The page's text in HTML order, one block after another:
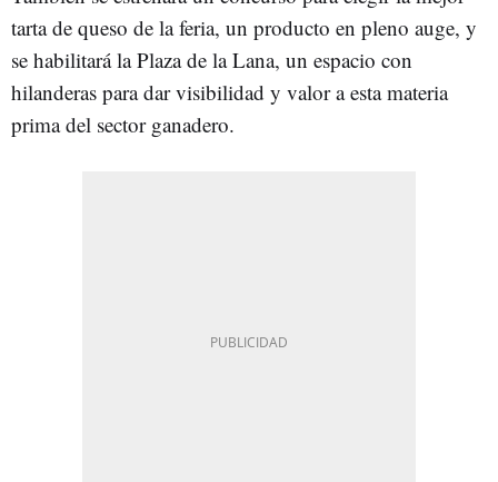
tarta de queso de la feria, un producto en pleno auge, y
se habilitará la Plaza de la Lana, un espacio con
hilanderas para dar visibilidad y valor a esta materia
prima del sector ganadero.